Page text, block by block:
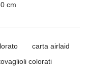
cm
carta airlaid
colorati